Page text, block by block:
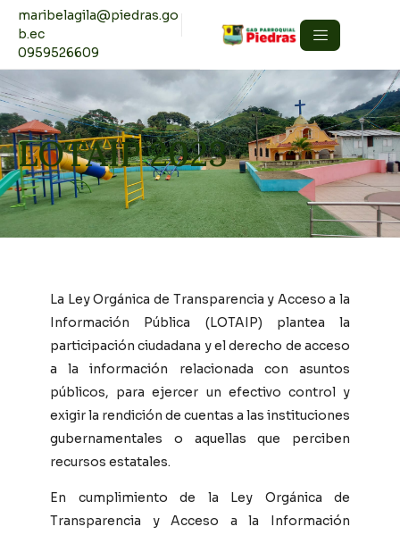
maribelagila@piedras.go
b.ec
0959526609
LOTAIP 2023
La Ley Orgánica de Transparencia y Acceso a la
Información Pública (LOTAIP) plantea la
participación ciudadana y el derecho de acceso
a la información relacionada con asuntos
públicos, para ejercer un efectivo control y
exigir la rendición de cuentas a las instituciones
gubernamentales o aquellas que perciben
recursos estatales.
En cumplimiento de la Ley Orgánica de
Transparencia y Acceso a la Información